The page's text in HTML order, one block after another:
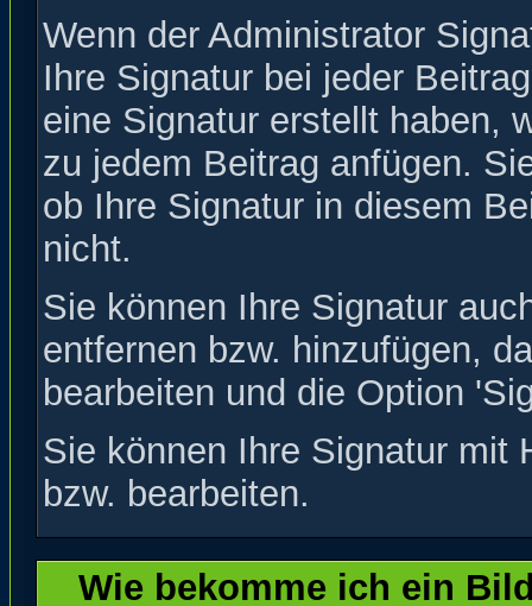
Wenn der Administrator
Ihre Signatur bei jeder
eine Signatur erstellt haben,
zu jedem Beitrag anfügen.
ob Ihre Signatur in diesem
nicht.
Sie können Ihre Signatur
entfernen bzw. hinzufügen,
bearbeiten und die Option
Sie können Ihre Signatur mit
bzw. bearbeiten.
Wie bekomme ich ein